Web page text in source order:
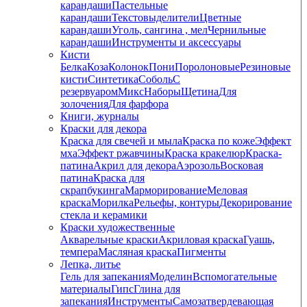
карандашиПастельные
карандашиТекстовыделителиЦветные
карандашиУголь, сангина , мелЧернильные
карандашиИнструменты и аксессуары
Кисти
БелкаКозаКолонокПониПоролоновыеРезиновые
кистиСинтетикаСобольС
резервуаромМиксНаборыЩетинаДля
золоченияДля фарфора
Книги, журналы
Краски для декора
Краска для свечей и мылаКраска по кожеЭффект
мхаЭффект ржавчиныКраска кракелюрКраска-
патинаАкрил для декораАэрозольВосковая
патинаКраска для
скрапбукингаМарморированиеМеловая
краскаМорилкаРельефы, контурыДекорирование
стекла и керамики
Краски художественные
Акварельные краскиАкриловая краскаГуашь,
темпераМасляная краскаПигменты
Лепка, литье
Гель для запеканияМоделинВспомогательные
материалыГипсГлина для
запеканияИнструментыСамозатвердевающая